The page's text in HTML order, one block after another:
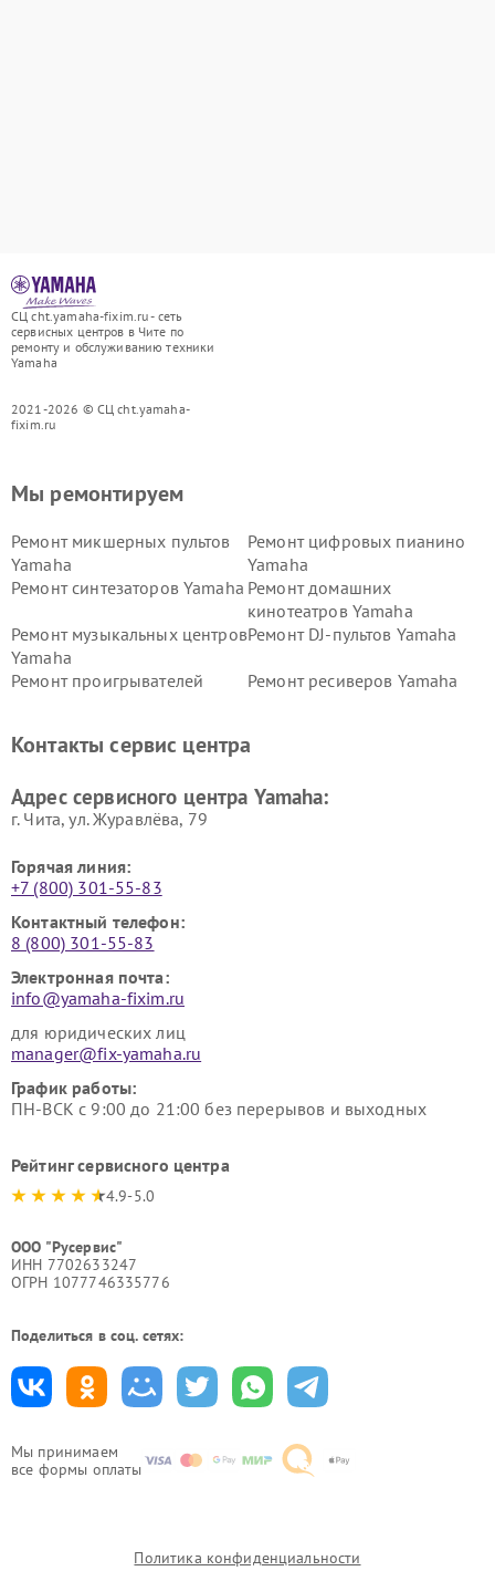
СЦ cht.yamaha-fixim.ru - сеть
сервисных центров в Чите по
ремонту и обслуживанию техники
Yamaha
2021-2026 © СЦ cht.yamaha-
fixim.ru
Мы принимаем
все формы оплаты
Мы ремонтируем
Ремонт микшерных пультов
Yamaha
Ремонт цифровых пианино
Yamaha
Ремонт синтезаторов Yamaha Ремонт домашних
кинотеатров Yamaha
Ремонт музыкальных центров
Yamaha
Ремонт DJ-пультов Yamaha
Ремонт проигрывателей
Ремонт ресиверов Yamaha
Yamaha
Yamaha
Контакты сервис центра
Адрес сервисного центра Yamaha:
г. Чита, ул. Журавлёва, 79
Горячая линия:
+7 (800) 301-55-83
Контактный телефон:
8 (800) 301-55-83
Электронная почта:
info@yamaha-fixim.ru
для юридических лиц
manager@fix-yamaha.ru
График работы:
ПН-ВСК с 9:00 до 21:00 без перерывов и выходных
Рейтинг сервисного центра
4.9-5.0
ООО "Русервис"
ИНН 7702633247
ОГРН 1077746335776
Поделиться в соц. сетях:
Политика конфиденциальности